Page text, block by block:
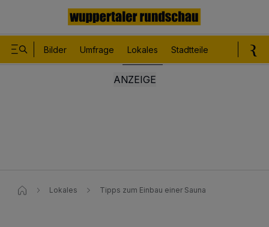
Bilder Umfrage Lokales Stadtteile
Lokales Tipps zum Einbau einer Sauna